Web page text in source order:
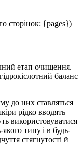
сторінок: {pages})
етап очищення.
баланс
до них ставляться
рідко вводять
використовуватися
типу і в будь-
стягнутості й